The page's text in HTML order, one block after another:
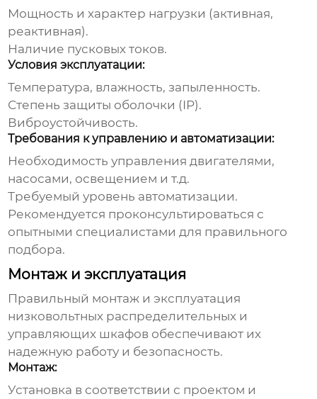
Мощность и характер нагрузки (активная,
реактивная).
Наличие пусковых токов.
Условия эксплуатации:
Температура, влажность, запыленность.
Степень защиты оболочки (IP).
Виброустойчивость.
Требования к управлению и автоматизации:
Необходимость управления двигателями,
насосами, освещением и т.д.
Требуемый уровень автоматизации.
Рекомендуется проконсультироваться с
опытными специалистами для правильного
подбора.
Монтаж и эксплуатация
Правильный монтаж и эксплуатация
низковольтных распределительных и
управляющих шкафов обеспечивают их
надежную работу и безопасность.
Монтаж:
Установка в соответствии с проектом и